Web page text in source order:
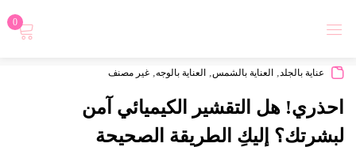
0
عناية بالجلد, العناية بالشمس, العناية بالوجه, غير مصنف
احذري! هل التقشير الكيميائي آمن
لبشرتك؟ إليكِ الطريقة الصحيحة